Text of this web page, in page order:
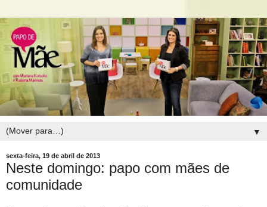
▼
sexta-feira, 19 de abril de 2013
Neste domingo: papo com mães de
comunidade